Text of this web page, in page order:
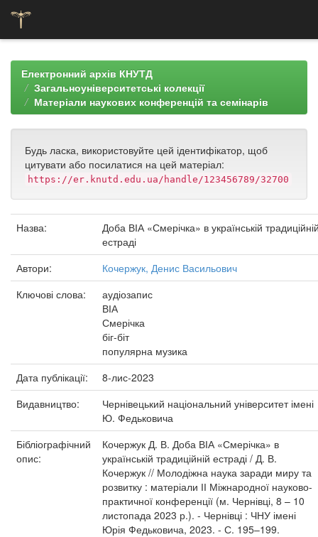
navigationЕлектронний архів КНУТД
Загальноуніверситетські колекції
Матеріали наукових конференцій та семінарів
Будь ласка, використовуйте цей ідентифікатор, щоб
цитувати або посилатися на цей матеріал:
https://er.knutd.edu.ua/handle/123456789/32700
Назва:
Доба ВІА «Смерічка» в українській
естраді
Автори:
Кочержук, Денис Васильович
Ключові слова:
аудіозапис
ВІА
Смерічка
біг-біт
популярна музика
Дата публікації:
8-лис-2023
Видавництво:
Чернівецький національний університет імені
Ю. Федьковича
Бібліографічний
опис:
Кочержук Д. В. Доба ВІА «Смерічка» в
українській традиційній естраді / Д. В.
Кочержук // Молодіжна наука заради миру та
розвитку : матеріали ІІ Міжнародної науково-
практичної конференції (м. Чернівці, 8 – 10
листопада 2023 р.). - Чернівці : ЧНУ імені
Юрія Федьковича, 2023. - С. 195–199.